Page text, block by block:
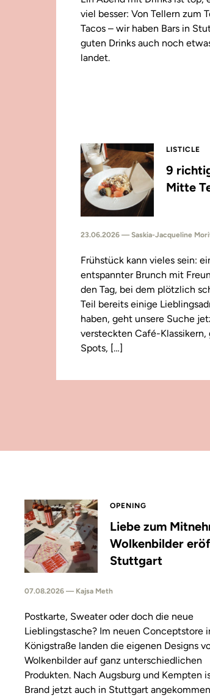
viel besser: Von Tellern zum
Tacos – wir haben Bars in
guten Drinks auch noch
landet.
LISTICLE
9
Mitte
23.06.2026 — Saskia-Jacqueline
Frühstück kann vieles sein:
entspannter Brunch mit
den Tag, bei dem plötzlich
Teil bereits einige
haben, geht unsere Suche
versteckten Café-
Spots, […]
OPENING
Liebe zum
Wolkenbilder
Stuttgart
07.08.2026 — Kajsa Meth
Postkarte, Sweater oder doch die neue
Lieblingstasche? Im neuen Conceptstore
Königstraße landen die eigenen Designs
Wolkenbilder auf ganz unterschiedlichen
Produkten. Nach Augsburg und Kempten
Brand jetzt auch in Stuttgart